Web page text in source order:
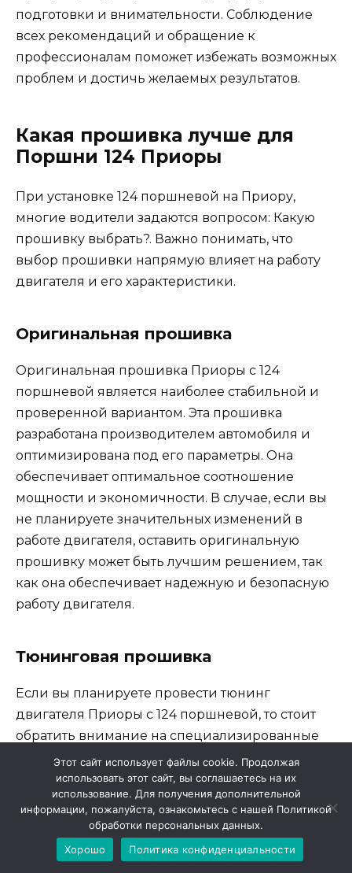
подготовки и внимательности. Соблюдение
всех рекомендаций и обращение к
профессионалам поможет избежать возможных
проблем и достичь желаемых результатов.
Какая прошивка лучше для
Поршни 124 Приоры
При установке 124 поршневой на Приору,
многие водители задаются вопросом: Какую
прошивку выбрать?. Важно понимать, что
выбор прошивки напрямую влияет на работу
двигателя и его характеристики.
Оригинальная прошивка
Оригинальная прошивка Приоры с 124
поршневой является наиболее стабильной и
проверенной вариантом. Эта прошивка
разработана производителем автомобиля и
оптимизирована под его параметры. Она
обеспечивает оптимальное соотношение
мощности и экономичности. В случае, если вы
не планируете значительных изменений в
работе двигателя, оставить оригинальную
прошивку может быть лучшим решением, так
как она обеспечивает надежную и безопасную
работу двигателя.
Тюнинговая прошивка
Если вы планируете провести тюнинг
двигателя Приоры с 124 поршневой, то стоит
обратить внимание на специализированные
тюнинговые прошивки. Они позволяют
увеличить мощность и крутящий момент
двигателя, оптимизировать работу системы
впрыска и зажигания, а также улучшить
реакцию на педаль газа. Однако, при выборе
тюнинговой прошивки необходимо обращать
Этот сайт использует файлы cookie. Продолжая
использовать этот сайт, вы соглашаетесь на их
использование. Для получения дополнительной
информации, пожалуйста, ознакомьтесь с нашей Политикой
обработки персональных данных.
Хорошо
Политика конфиденциальности